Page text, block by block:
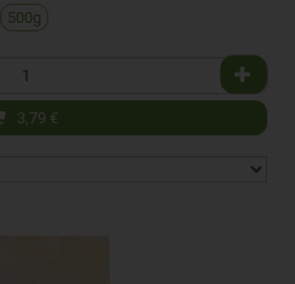
500g
3,79 €